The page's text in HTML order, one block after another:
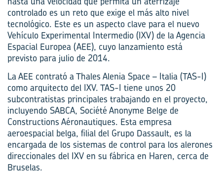
controlado es un reto que exige el más alto nivel
tecnológico. Este es un aspecto clave para el nuevo
Vehículo Experimental Intermedio (IXV) de la Agencia
Espacial Europea (AEE), cuyo lanzamiento está
previsto para julio de 2014.
La AEE contrató a Thales Alenia Space – Italia (TAS-I)
como arquitecto del IXV. TAS-I tiene unos 20
subcontratistas principales trabajando en el proyecto,
incluyendo SABCA, Société Anonyme Belge de
Constructions Aéronautiques. Esta empresa
aeroespacial belga, filial del Grupo Dassault, es la
encargada de los sistemas de control para los alerones
direccionales del IXV en su fábrica en Haren, cerca de
Bruselas.